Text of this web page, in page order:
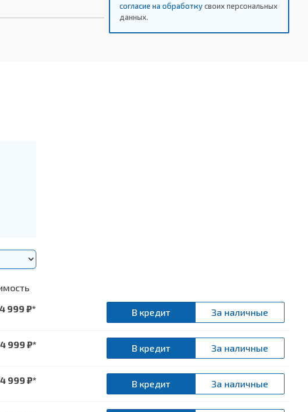
согласие на обработкусвоих персональных
данных.
999 ₽* В кредит За наличные
фар + функция Follow Me Home + система адаптивного
999 ₽* В кредит За наличные
999 ₽* В кредит За наличные